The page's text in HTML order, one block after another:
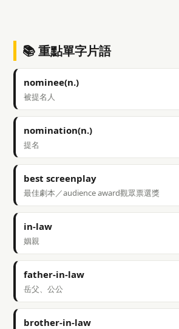
📚 重點單字片語
nominee(n.)
被提名人
nomination(n.)
提名
best screenplay
最佳劇本／audience award觀眾票選獎
in-law
姻親
father-in-law
岳父、公公
brother-in-law